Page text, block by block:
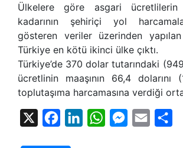
Ülkelere göre asgari ücretlilerin
kadarının şehiriçi yol
gösteren veriler üzerinden
Türkiye en kötü ikinci ülke çıktı.
Türkiye’de 370 dolar tutarındaki
ücretlinin maaşının 66,4 dolarını
toplutaşıma harcamasına verdiği
FacebookLinkedInWhatsAppMessenger
Email